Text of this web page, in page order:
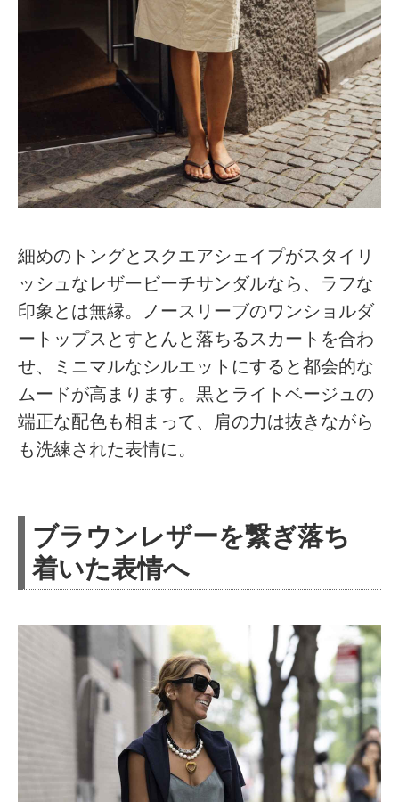
細めのトングとスクエアシェイプがスタイリ
ッシュなレザービーチサンダルなら、ラフな
印象とは無縁。ノースリーブのワンショルダ
ートップスとすとんと落ちるスカートを合わ
せ、ミニマルなシルエットにすると都会的な
ムードが高まります。黒とライトベージュの
端正な配色も相まって、肩の力は抜きながら
も洗練された表情に。
ブラウンレザーを繋ぎ落ち
着いた表情へ